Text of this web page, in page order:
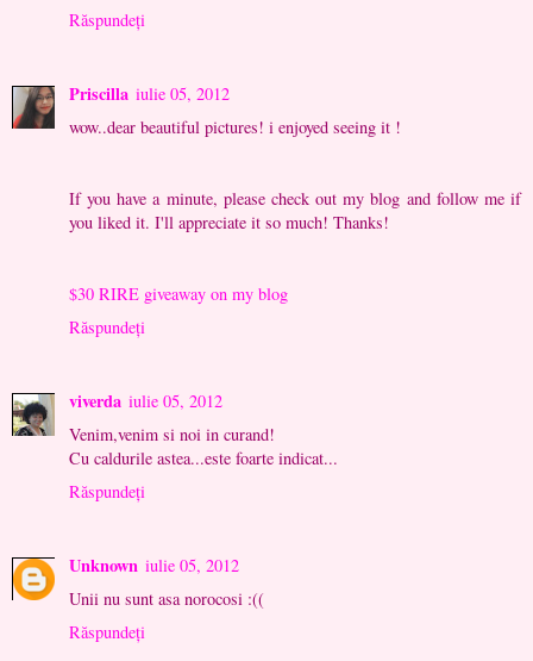
Răspundeți
Priscilla iulie 05, 2012
wow..dear beautiful pictures! i enjoyed seeing it !
If you have a minute, please check out my blog and follow me if
you liked it. I'll appreciate it so much! Thanks!
$30 RIRE giveaway on my blog
Răspundeți
viverda iulie 05, 2012
Venim,venim si noi in curand!
Cu caldurile astea...este foarte indicat...
Răspundeți
Unknown iulie 05, 2012
Unii nu sunt asa norocosi :((
Răspundeți